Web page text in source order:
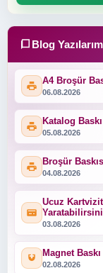
Blog
A4 Broşür
06.08.2026
Katalog
05.08.2026
Broşür
04.08.2026
Ucuz Kartvizit
03.08.2026
Magnet
02.08.2026